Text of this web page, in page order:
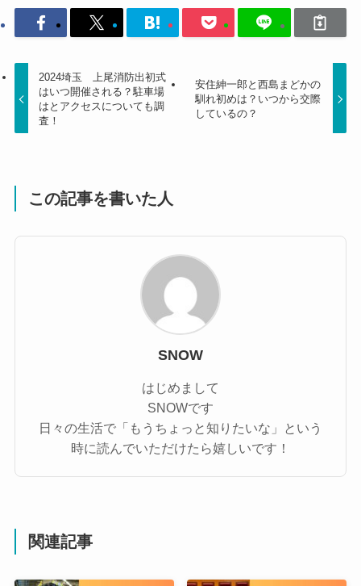
2024埼玉 上尾消防出初式
はいつ開催される？駐車場
はとアクセスについても調
査！
安住紳一郎と西島まどかの
馴れ初めは？いつから交際
しているの？
この記事を書いた人
SNOW
はじめまして
SNOWです
日々の生活で「もうちょっと知りたいな」という
時に読んでいただけたら嬉しいです！
関連記事